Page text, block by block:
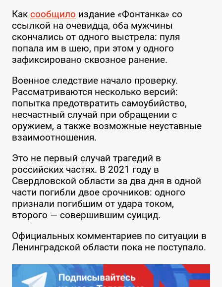
Как сообщило издание «Фонтанка» со
ссылкой на очевидца, оба мужчины
скончались от одного выстрела: пуля
попала им в шею, при этом у одного
зафиксировано сквозное ранение.
Военное следствие начало проверку.
Рассматриваются несколько версий:
попытка предотвратить самоубийство,
несчастный случай при обращении с
оружием, а также возможные неуставные
взаимоотношения.
Это не первый случай трагедий в
российских частях. В 2021 году в
Свердловской области за два дня в одной
части погибли двое срочников: одного
признали погибшим от удара током,
второго — совершившим суицид.
Официальных комментариев по ситуации в
Ленинградской области пока не поступало.